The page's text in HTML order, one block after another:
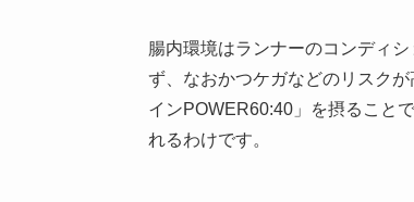
腸内環境はランナーのコンディ
ず、なおかつケガなどのリスク
インPOWER60:40」を摂ること
れるわけです。